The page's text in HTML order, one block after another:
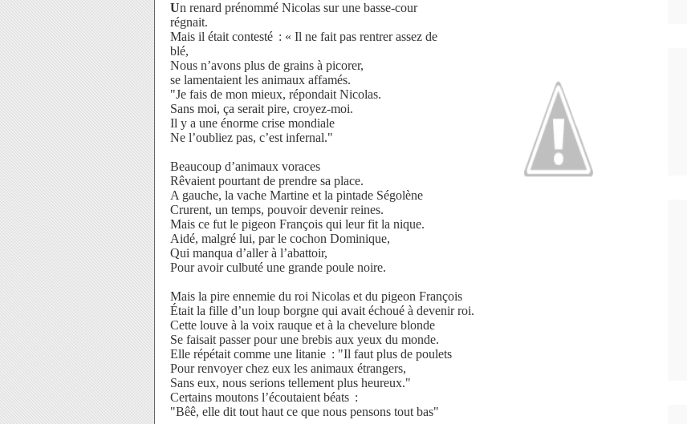
Un renard prénommé Nicolas sur une basse-cour
régnait.
Mais il était contesté : « Il ne fait pas rentrer assez de
blé,
Nous n’avons plus de grains à picorer,
se lamentaient les animaux affamés.
"Je fais de mon mieux, répondait Nicolas.
Sans moi, ça serait pire, croyez-moi.
Il y a une énorme crise mondiale
Ne l’oubliez pas, c’est infernal."
Beaucoup d’animaux voraces
Rêvaient pourtant de prendre sa place.
A gauche, la vache Martine et la pintade Ségolène
Crurent, un temps, pouvoir devenir reines.
Mais ce fut le pigeon François qui leur fit la nique.
Aidé, malgré lui, par le cochon Dominique,
Qui manqua d’aller à l’abattoir,
Pour avoir culbuté une grande poule noire.
Mais la pire ennemie du roi Nicolas et du pigeon François
Était la fille d’un loup borgne qui avait échoué à devenir roi.
Cette louve à la voix rauque et à la chevelure blonde
Se faisait passer pour une brebis aux yeux du monde.
Elle répétait comme une litanie : "Il faut plus de poulets
Pour renvoyer chez eux les animaux étrangers,
Sans eux, nous serions tellement plus heureux."
Certains moutons l’écoutaient béats :
"Bêê, elle dit tout haut ce que nous pensons tout bas"